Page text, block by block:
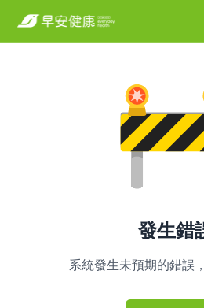
發生錯
系統發生未預期的錯誤